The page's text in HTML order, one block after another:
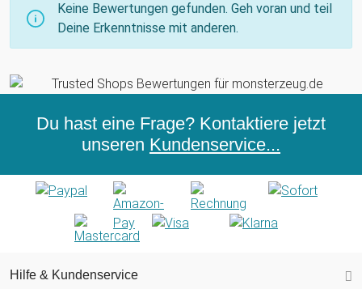
Keine Bewertungen gefunden. Geh voran und teil
Deine Erkenntnisse mit anderen.
Du hast eine Frage? Kontaktiere jetzt
unseren Kundenservice...
Hilfe & Kundenservice